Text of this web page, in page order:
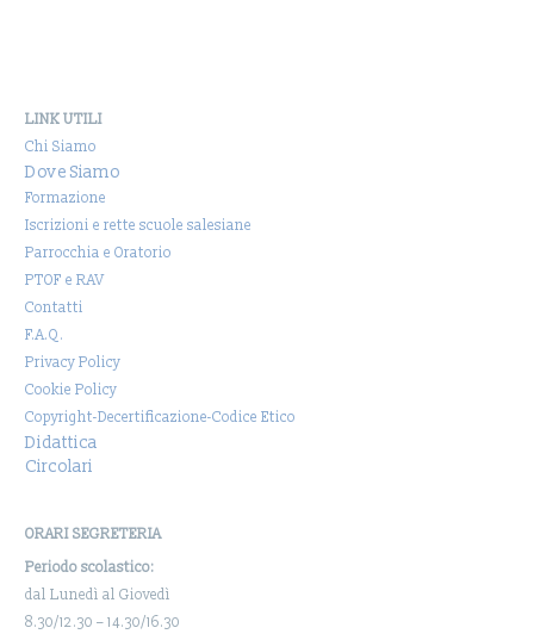
LINK UTILI
Chi Siamo
Dove Siamo
Formazione
Iscrizioni e rette scuole salesiane
Parrocchia e Oratorio
PTOF e RAV
Contatti
F.A.Q.
Privacy Policy
Cookie Policy
Copyright-Decertificazione-Codice Etico
Didattica
Circolari
ORARI SEGRETERIA
Periodo scolastico:
dal Lunedì al Giovedì
8.30/12.30 – 14.30/16.30